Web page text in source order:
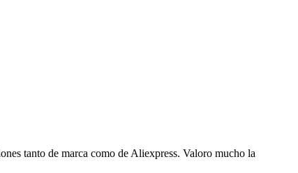
tanto de marca como de Aliexpress. Valoro mucho la